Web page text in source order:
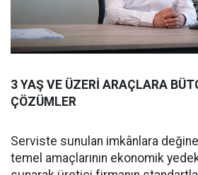
3 YAŞ VE ÜZERİ ARAÇLARA
ÇÖZÜMLER
Serviste sunulan imkânlara
temel amaçlarının ekonomik